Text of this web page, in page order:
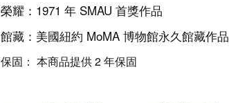
榮耀：1971 年 SMAU 首獎作品
館藏：美國紐約 MoMA 博物館永久館藏作品
保固： 本商品提供 2 年保固